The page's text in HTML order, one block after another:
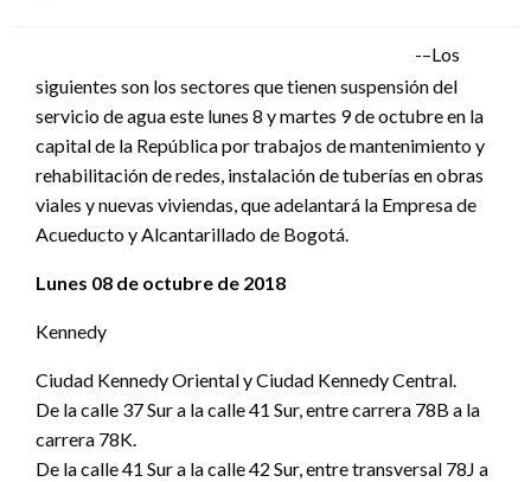
-–Los
siguientes son los sectores que tienen suspensión del
servicio de agua este lunes 8 y martes 9 de octubre en la
capital de la República por trabajos de mantenimiento y
rehabilitación de redes, instalación de tuberías en obras
viales y nuevas viviendas, que adelantará la Empresa de
Acueducto y Alcantarillado de Bogotá.
Lunes 08 de octubre de 2018
Kennedy
Ciudad Kennedy Oriental y Ciudad Kennedy Central.
De la calle 37 Sur a la calle 41 Sur, entre carrera 78B a la
carrera 78K.
De la calle 41 Sur a la calle 42 Sur, entre transversal 78J a